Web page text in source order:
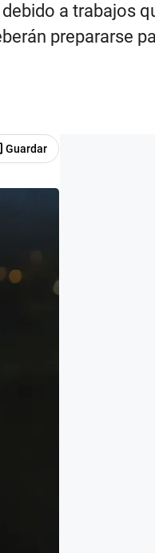
a trabajos
prepararse
Guardar